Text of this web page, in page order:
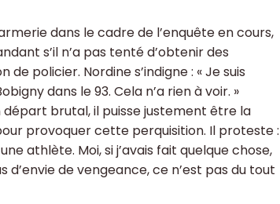
dans le cadre de l’enquête en cours,
s’il n’a pas tenté d’obtenir des
policier. Nordine s’indigne : « Je suis
dans le 93. Cela n’a rien à voir. »
départ brutal, il puisse justement être la
provoquer cette perquisition. Il proteste :
athlète. Moi, si j’avais fait quelque chose,
d’envie de vengeance, ce n’est pas du tout